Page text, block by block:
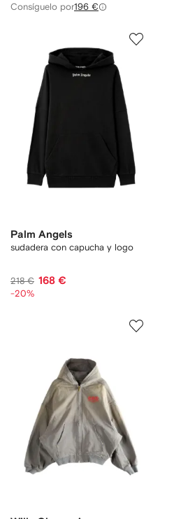
Consíguelo por196 €
Palm Angels
sudadera con capucha y logo
218 € 168 €
-20%